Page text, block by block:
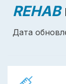
REHAB
Дата